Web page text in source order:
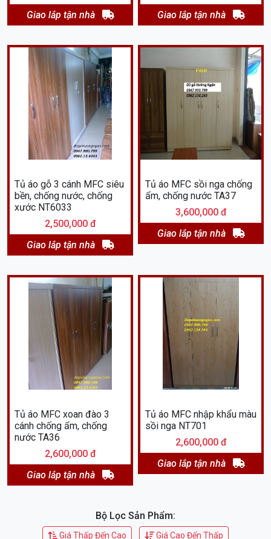
Giao lắp tận nhà
Giao lắp tận nhà
Tủ áo gỗ 3 cánh MFC siêu
bền, chống nước, chống
xước NT6033
2,500,000 đ
Giao lắp tận nhà
Tủ áo MFC sồi nga chống
ẩm, chống nước TA37
3,600,000 đ
Giao lắp tận nhà
Tủ áo MFC xoan đào 3
cánh chống ẩm, chống
nước TA36
2,600,000 đ
Giao lắp tận nhà
Tủ áo MFC nhập khẩu màu
sồi nga NT701
2,600,000 đ
Giao lắp tận nhà
Bộ Lọc Sản Phẩm:
Giá Thấp Đến Cao Giá Cao Đến Thấp